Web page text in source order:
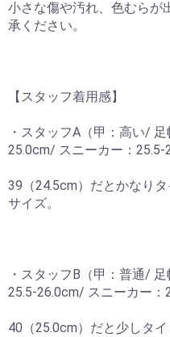
小さな傷や汚れ、色むらが
承ください。
【スタッフ着用感】
・スタッフA（甲：高い/
25.0cm/ スニーカー：25.5-
39（24.5cm）だとかなり
サイズ。
・スタッフB（甲：普通/
25.5-26.0cm/ スニーカー：
40（25.0cm）だと少しタ